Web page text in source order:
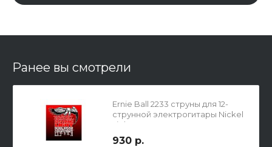
Ранее вы смотрели
Ernie Ball 2233 струны для 12-
струнной электрогитары Nickel
Light 12
930 р.